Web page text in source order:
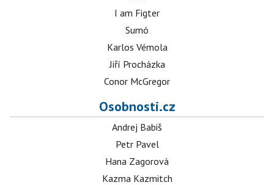
I am Figter
Sumó
Karlos Vémola
Jiří Procházka
Conor McGregor
Osobnosti.cz
Andrej Babiš
Petr Pavel
Hana Zagorová
Kazma Kazmitch